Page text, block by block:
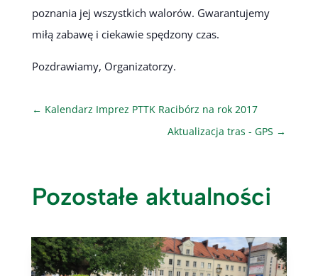
poznania jej wszystkich walorów. Gwarantujemy
miłą zabawę i ciekawie spędzony czas.
Pozdrawiamy, Organizatorzy.
← Kalendarz Imprez PTTK Racibórz na rok 2017
Aktualizacja tras - GPS →
Pozostałe aktualności